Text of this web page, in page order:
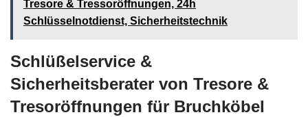
Tresore & Tressoröffnungen, 24h
Schlüsselnotdienst, Sicherheitstechnik
Schlüßelservice &
Sicherheitsberater von Tresore &
Tresoröffnungen für Bruchköbel